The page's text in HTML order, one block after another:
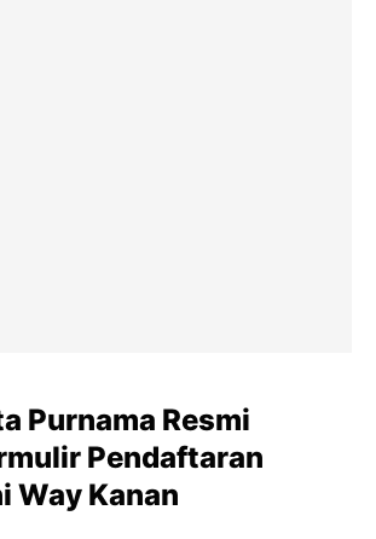
Purnama Resmi
Pendaftaran
Way Kanan